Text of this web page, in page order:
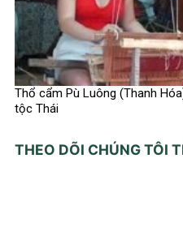
Thổ cẩm Pù Luông (Thanh
tộc Thái
THEO DÕI CHÚNG TÔI